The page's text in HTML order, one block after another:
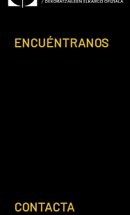
Footer
ENCUÉNTRANOS
CONTACTA